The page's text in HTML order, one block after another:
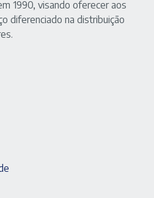
1990, visando oferecer aos
diferenciado na distribuição